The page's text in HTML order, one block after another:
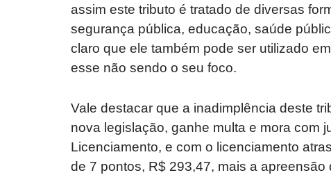
assim este tributo é tratado de diversas
segurança pública, educação, saúde
claro que ele também pode ser utilizado
esse não sendo o seu foco.
Vale destacar que a inadimplência deste
nova legislação, ganhe multa e mora com
Licenciamento, e com o licenciamento
de 7 pontos, R$ 293,47, mais a apreensão